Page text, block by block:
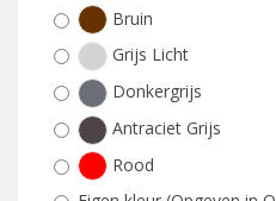
Bruin
Grijs Licht
Donkergrijs
Antraciet Grijs
Rood